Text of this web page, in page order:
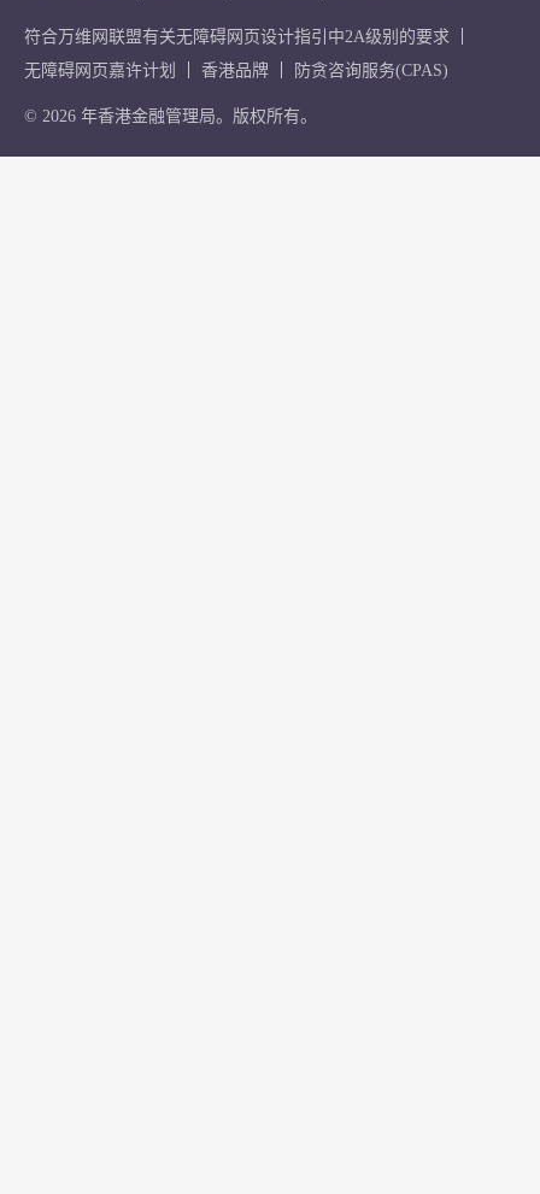
符合万维网联盟有关无障碍网页设计指引中2A级别的要求
无障碍网页嘉许计划
香港品牌 防贪咨询服务(CPAS)
© 2026 年香港金融管理局。版权所有。